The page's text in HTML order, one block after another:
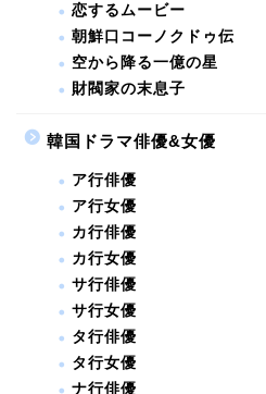
恋するムービー
朝鮮口コーノクドゥ伝
空から降る一億の星
財閥家の末息子
韓国ドラマ俳優&女優
ア行俳優
ア行女優
カ行俳優
カ行女優
サ行俳優
サ行女優
タ行俳優
タ行女優
ナ行俳優